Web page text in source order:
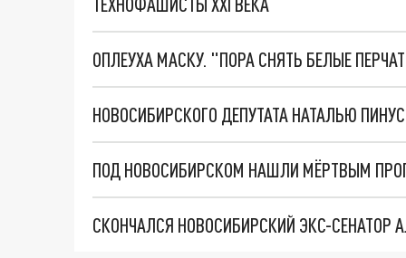
ОПЛЕУХА МАСКУ. "ПОРА СНЯТЬ БЕЛЫЕ
НОВОСИБИРСКОГО ДЕПУТАТА НАТАЛЬЮ
ПОД НОВОСИБИРСКОМ НАШЛИ МЁРТВЫМ
СКОНЧАЛСЯ НОВОСИБИРСКИЙ ЭКС-СЕНАТОР